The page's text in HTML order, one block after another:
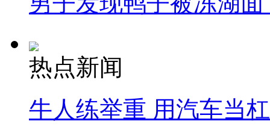
热点新闻
牛人练举重 用汽车当